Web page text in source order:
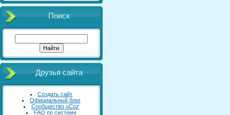
Поиск
Друзья сайта
Создать сайт
Официальный блог
Сообщество uCoz
FAQ по системе